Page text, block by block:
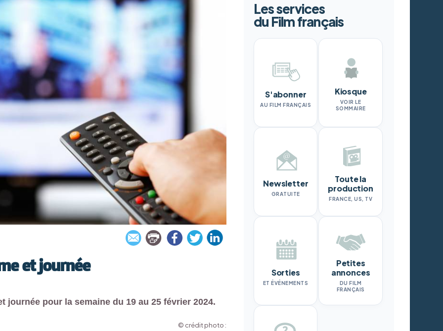
et journée
journée pour la semaine du 19 au 25 février 2024.
© crédit photo :
Les services
du Film français
S'abonner
AU FILM FRANÇAIS
Kiosque
VOIR LE
SOMMAIRE
Newsletter
GRATUITE
Toute la
production
FRANCE, US, TV
Sorties
ET ÉVÉNEMENTS
Petites
annonces
DU FILM
FRANÇAIS